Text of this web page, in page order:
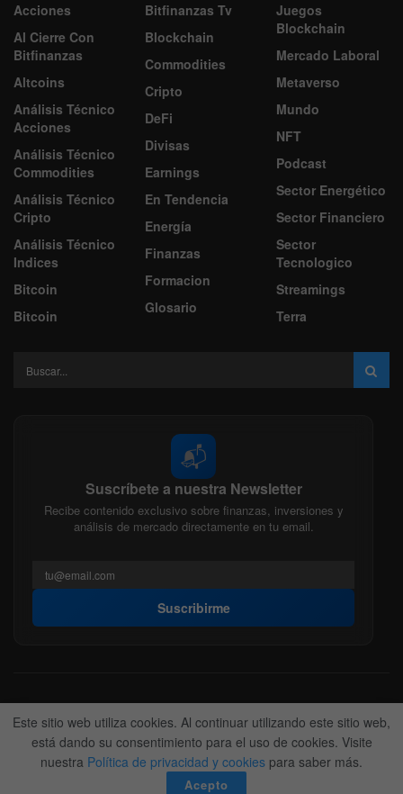
Acciones
Al Cierre Con
Bitfinanzas
Altcoins
Análisis Técnico
Acciones
Análisis Técnico
Commodities
Análisis Técnico
Cripto
Análisis Técnico
Indices
Bitcoin
Bitcoin
Bitfinanzas Tv
Blockchain
Commodities
Cripto
DeFi
Divisas
Earnings
En Tendencia
Energía
Finanzas
Formacion
Glosario
Juegos
Blockchain
Mercado Laboral
Metaverso
Mundo
NFT
Podcast
Sector Energético
Sector Financiero
Sector
Tecnologico
Streamings
Terra
📬
Suscríbete a nuestra Newsletter
Recibe contenido exclusivo sobre finanzas, inversiones y
análisis de mercado directamente en tu email.
Suscribirme
Acerca de nosotros Politica Editorial
Nuestro Equipo
Contactanos
Anunciate
© 2022-2026BitFinanzas- Hecho porTeam DM. 😎
Este sitio web utiliza cookies. Al continuar utilizando este sitio web,
está dando su consentimiento para el uso de cookies. Visite
nuestra Política de privacidad y cookies para saber más.
Acepto